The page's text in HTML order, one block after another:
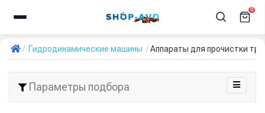
0
Гидродинамические машины Аппараты для прочистки
Параметры подбора